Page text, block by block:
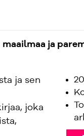
ja
ja sen
joka